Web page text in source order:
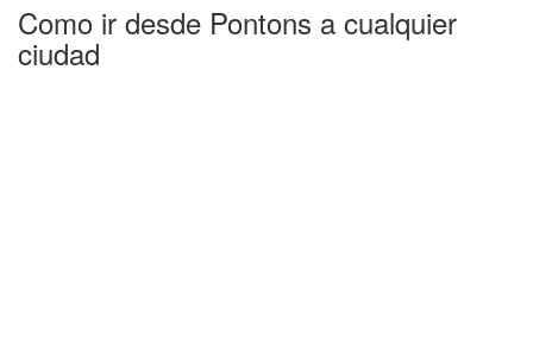
Como ir desde Pontons a cualquier
ciudad